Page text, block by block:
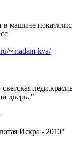
машине
~madam-kva/
дверь. "
Искра - 2010"